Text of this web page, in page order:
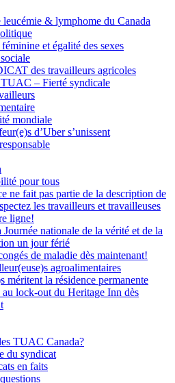
leucémie & lymphome du Canada
et égalité des sexes
des travailleurs agricoles
TUAC – Fierté syndicale
mondiale
d’Uber s’unissent
pour tous
ne fait pas partie de la description de
les travailleurs et travailleuses
ligne!
Journée nationale de la vérité et de la
un jour férié
de maladie dès maintenant!
agroalimentaires
méritent la résidence permanente
lock-out du Heritage Inn dès
TUAC Canada?
du syndicat
en faits